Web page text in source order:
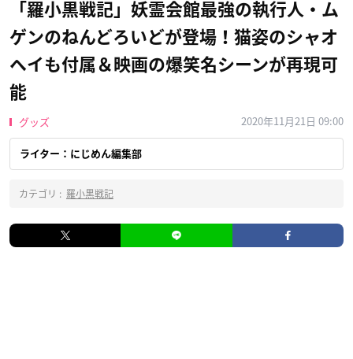
「羅小黒戦記」妖霊会館最強の執行人・ム
ゲンのねんどろいどが登場！猫姿のシャオ
ヘイも付属＆映画の爆笑名シーンが再現可
能
グッズ 2020年11月21日 09:00
ライター：にじめん編集部
カテゴリ : 羅小黒戦記